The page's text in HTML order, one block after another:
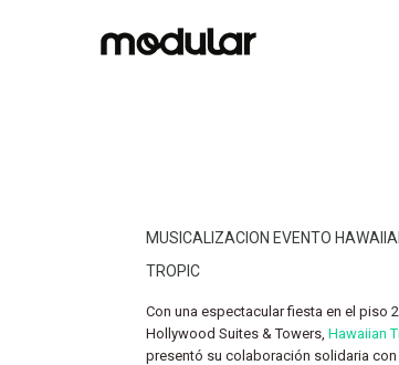
MUSICALIZACION EVENTO
TROPIC
Con una espectacular fiesta en el piso
Hollywood Suites & Towers, Hawaiian
presentó su colaboración solidaria con